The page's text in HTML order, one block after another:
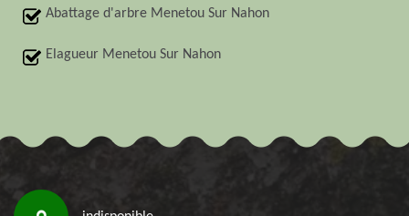
Abattage d'arbre Menetou Sur Nahon
Elagueur Menetou Sur Nahon